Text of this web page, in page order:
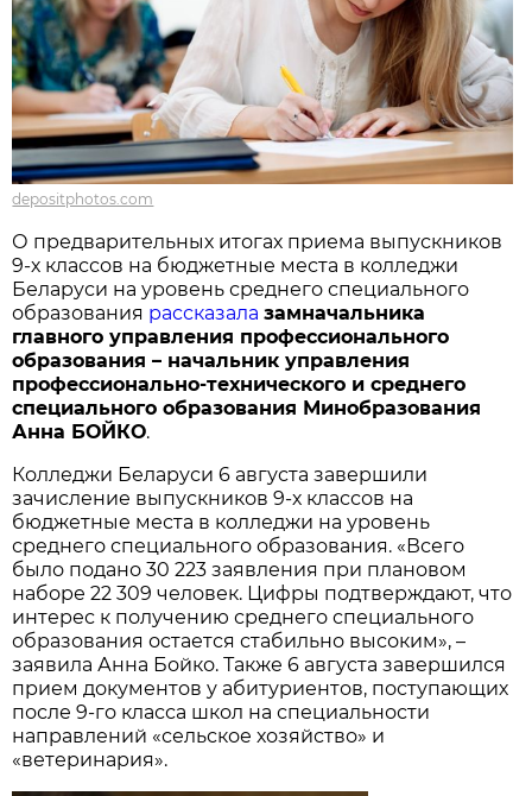
depositphotos.com
О предварительных итогах приема выпускников
9-х классов на бюджетные места в колледжи
Беларуси на уровень среднего специального
образования рассказала замначальника
главного управления профессионального
образования – начальник управления
профессионально-технического и среднего
специального образования Минобразования
Анна БОЙКО.
Колледжи Беларуси 6 августа завершили
зачисление выпускников 9-х классов на
бюджетные места в колледжи на уровень
среднего специального образования. «Всего
было подано 30 223 заявления при плановом
наборе 22 309 человек. Цифры подтверждают, что
интерес к получению среднего специального
образования остается стабильно высоким», –
заявила Анна Бойко. Также 6 августа завершился
прием документов у абитуриентов, поступающих
после 9-го класса школ на специальности
направлений «сельское хозяйство» и
«ветеринария».